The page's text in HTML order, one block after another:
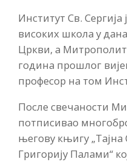
Институт Св. Сергија
високих школа у
Цркви, а
година прошлог
професор на том
После свечаности
потписивао
његову књигу
Григорију Палами“